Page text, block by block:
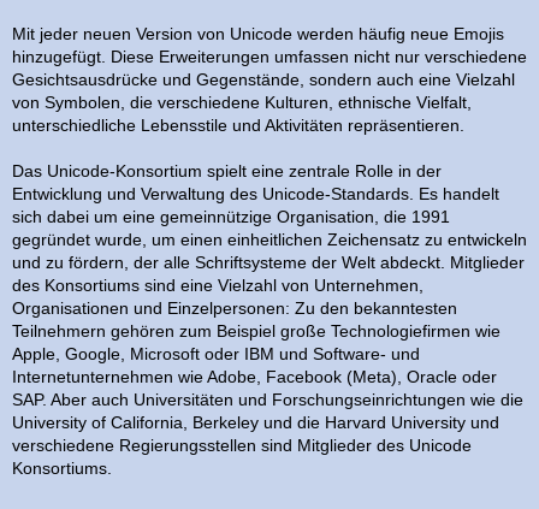
Mit jeder neuen Version von Unicode werden häufig neue Emojis
hinzugefügt. Diese Erweiterungen umfassen nicht nur verschiedene
Gesichtsausdrücke und Gegenstände, sondern auch eine Vielzahl
von Symbolen, die verschiedene Kulturen, ethnische Vielfalt,
unterschiedliche Lebensstile und Aktivitäten repräsentieren.
Das Unicode-Konsortium spielt eine zentrale Rolle in der
Entwicklung und Verwaltung des Unicode-Standards. Es handelt
sich dabei um eine gemeinnützige Organisation, die 1991
gegründet wurde, um einen einheitlichen Zeichensatz zu entwickeln
und zu fördern, der alle Schriftsysteme der Welt abdeckt. Mitglieder
des Konsortiums sind eine Vielzahl von Unternehmen,
Organisationen und Einzelpersonen: Zu den bekanntesten
Teilnehmern gehören zum Beispiel große Technologiefirmen wie
Apple, Google, Microsoft oder IBM und Software- und
Internetunternehmen wie Adobe, Facebook (Meta), Oracle oder
SAP. Aber auch Universitäten und Forschungseinrichtungen wie die
University of California, Berkeley und die Harvard University und
verschiedene Regierungsstellen sind Mitglieder des Unicode
Konsortiums.